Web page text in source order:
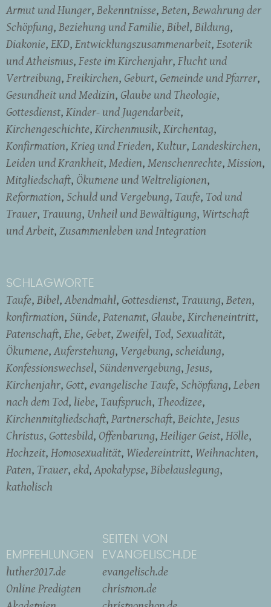
Armut und Hunger Bekenntnisse Beten Bewahrung der
Schöpfung Beziehung und Familie Bibel Bildung
Diakonie EKD Entwicklungszusammenarbeit Esoterik
und Atheismus Feste im Kirchenjahr Flucht und
Vertreibung Freikirchen Geburt Gemeinde und Pfarrer
Gesundheit und Medizin Glaube und Theologie
Gottesdienst Kinder- und Jugendarbeit
Kirchengeschichte Kirchenmusik Kirchentag
Konfirmation Krieg und Frieden Kultur Landeskirchen
Leiden und Krankheit Medien Menschenrechte Mission
Mitgliedschaft Ökumene und Weltreligionen
Reformation Schuld und Vergebung Taufe Tod und
Trauer Trauung Unheil und Bewältigung Wirtschaft
und Arbeit Zusammenleben und Integration
SCHLAGWORTE
Taufe Bibel Abendmahl Gottesdienst Trauung Beten
konfirmation Sünde Patenamt Glaube Kircheneintritt
Patenschaft Ehe Gebet Zweifel Tod Sexualität
Ökumene Auferstehung Vergebung scheidung
Konfessionswechsel Sündenvergebung Jesus
Kirchenjahr Gott evangelische Taufe Schöpfung Leben
nach dem Tod liebe Taufspruch Theodizee
Kirchenmitgliedschaft Partnerschaft Beichte Jesus
Christus Gottesbild Offenbarung Heiliger Geist Hölle
Hochzeit Homosexualität Wiedereintritt Weihnachten
Paten Trauer ekd Apokalypse Bibelauslegung
katholisch
EMPFEHLUNGEN
luther2017.de
Online Predigten
SEITEN VON
EVANGELISCH.DE
evangelisch.de
chrismon.de